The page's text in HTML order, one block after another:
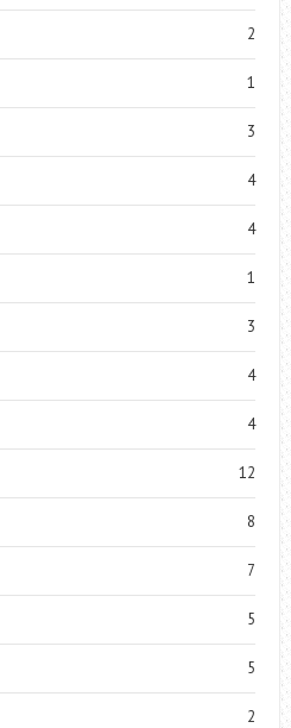
2
1
3
4
4
1
3
4
4
12
8
7
5
5
2